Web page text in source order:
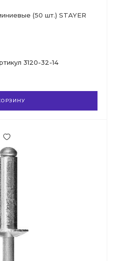
(50 шт.) STAYER
3120-32-14